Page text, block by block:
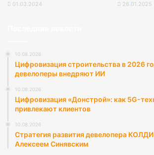
01.03.2024 26.01.2025
10.08.2026
Цифровизация строительства в 2026
девелоперы внедряют ИИ
10.08.2026
Цифровизация «Донстрой»: как 5G-
привлекают клиентов
10.08.2026
Стратегия развития девелопера
Алексеем Синявским